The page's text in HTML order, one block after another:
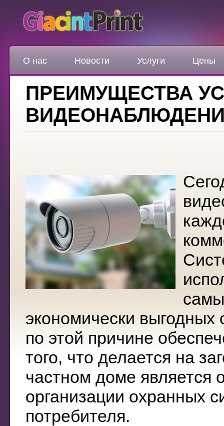
О нас Новости Услуги Цены
ПРЕИМУЩЕСТВА
экономически выгодных
по этой причине
того, что делается на
частном доме является
организации охранных
потребителя.